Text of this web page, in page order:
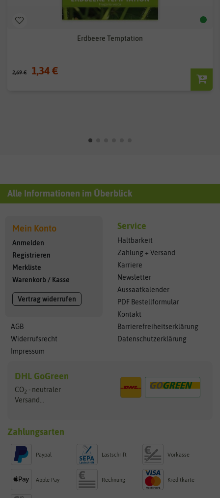
Erdbeere Temptation
2,69 € 1,34 €
Alle Informationen im Überblick
Mein Konto
Anmelden
Registrieren
Merkliste
Warenkorb / Kasse
Vertrag widerrufen
AGB
Widerrufsrecht
Impressum
Service
Haltbarkeit
Zahlung + Versand
Karriere
Newsletter
Aussaatkalender
PDF Bestellformular
Kontakt
Barrierefreiheitserklärung
Datenschutzerklärung
DHL GoGreen
CO2 - neutraler
Versand...
Zahlungsarten
Paypal Lastschrift Vorkasse
Apple Pay Rechnung Kreditkarte